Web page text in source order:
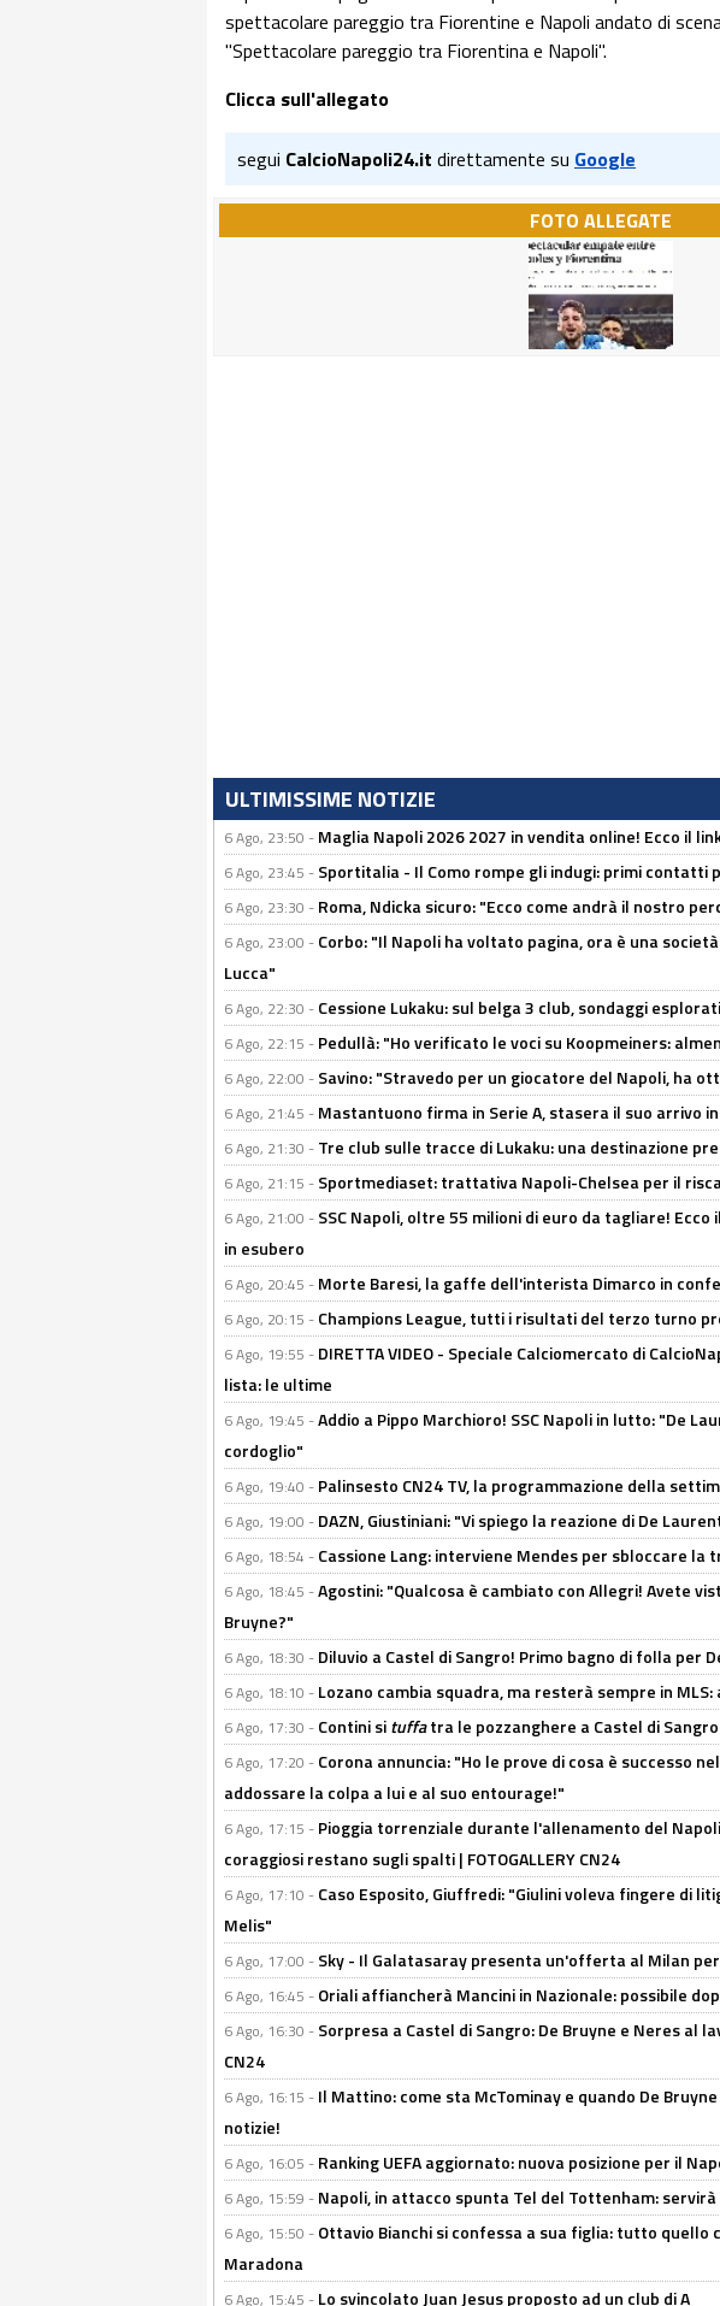
spettacolare pareggio tra Fiorentine e Napoli andato di
"Spettacolare pareggio tra Fiorentina e Napoli".
Clicca sull'allegato
segui CalcioNapoli24.it direttamente su Google
FOTO ALLEGATE
ULTIMISSIME NOTIZIE
6 Ago, 23:50 - Maglia Napoli 2026 2027 in vendita online! Ecco il
6 Ago, 23:45 - Sportitalia - Il Como rompe gli indugi: primi contatti
6 Ago, 23:30 - Roma, Ndicka sicuro: "Ecco come andrà il nostro
6 Ago, 23:00 - Corbo: "Il Napoli ha voltato pagina, ora è una
Lucca"
6 Ago, 22:30 - Cessione Lukaku: sul belga 3 club, sondaggi
6 Ago, 22:15 - Pedullà: "Ho verificato le voci su Koopmeiners:
6 Ago, 22:00 - Savino: "Stravedo per un giocatore del Napoli, ha
6 Ago, 21:45 - Mastantuono firma in Serie A, stasera il suo arrivo
6 Ago, 21:30 - Tre club sulle tracce di Lukaku: una destinazione
6 Ago, 21:15 - Sportmediaset: trattativa Napoli-Chelsea per il
6 Ago, 21:00 - SSC Napoli, oltre 55 milioni di euro da tagliare!
in esubero
6 Ago, 20:45 - Morte Baresi, la gaffe dell'interista Dimarco in
6 Ago, 20:15 - Champions League, tutti i risultati del terzo turno
6 Ago, 19:55 - DIRETTA VIDEO - Speciale Calciomercato di
lista: le ultime
6 Ago, 19:45 -Addio a Pippo Marchioro! SSC Napoli in lutto: "De
cordoglio"
6 Ago, 19:40 - Palinsesto CN24 TV, la programmazione della
6 Ago, 19:00 - DAZN, Giustiniani: "Vi spiego la reazione di De
6 Ago, 18:54 - Cassione Lang: interviene Mendes per sbloccare
6 Ago, 18:45 -Agostini: "Qualcosa è cambiato con Allegri! Avete
Bruyne?"
6 Ago, 18:30 - Diluvio a Castel di Sangro! Primo bagno di folla per
6 Ago, 18:10 - Lozano cambia squadra, ma resterà sempre in
6 Ago, 17:30 - Contini situffatra le pozzanghere a Castel di
6 Ago, 17:20 - Corona annuncia: "Ho le prove di cosa è successo
addossare la colpa a lui e al suo entourage!"
6 Ago, 17:15 - Pioggia torrenziale durante l'allenamento del
coraggiosi restano sugli spalti | FOTOGALLERY CN24
6 Ago, 17:10 - Caso Esposito, Giuffredi: "Giulini voleva fingere di
Melis"
6 Ago, 17:00 - Sky - Il Galatasaray presenta un'offerta al Milan
6 Ago, 16:45 - Oriali affiancherà Mancini in Nazionale: possibile
6 Ago, 16:30 - Sorpresa a Castel di Sangro: De Bruyne e Neres al
CN24
6 Ago, 16:15 - Il Mattino: come sta McTominay e quando De
notizie!
6 Ago, 16:05 - Ranking UEFA aggiornato: nuova posizione per il
6 Ago, 15:59 - Napoli, in attacco spunta Tel del Tottenham:
6 Ago, 15:50 - Ottavio Bianchi si confessa a sua figlia: tutto quello
Maradona
6 Ago, 15:45 - Lo svincolato Juan Jesus proposto ad un club di A